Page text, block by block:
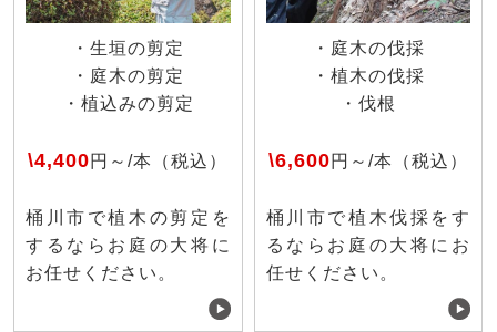
・生垣の剪定
・庭木の剪定
・植込みの剪定
\4,400円～/本（税込）
桶川市で植木の剪定を
するならお庭の大将に
お任せください。
・庭木の伐採
・植木の伐採
・伐根
\6,600円～/本（税込）
桶川市で植木伐採をす
るならお庭の大将にお
任せください。